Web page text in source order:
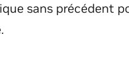
sans précédent